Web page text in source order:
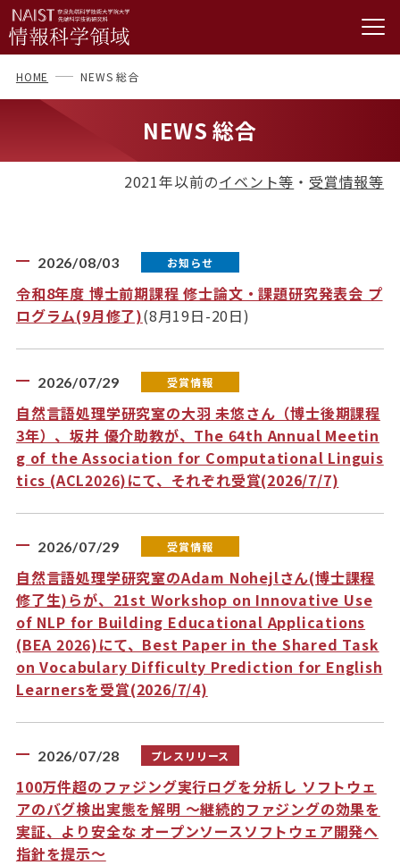
HOME NEWS 総合
NEWS 総合
2021年以前のイベント等 ・ 受賞情報等
2026/08/03 お知らせ
令和8年度 博士前期課程 修士論文・課題研究発表会 プ
ログラム(9月修了)(8月19日-20日)
2026/07/29 受賞情報
自然言語処理学研究室の大羽 未悠さん（博士後期課程
3年）、坂井 優介助教が、The 64th Annual Meetin
g of the Association for Computational Linguis
tics (ACL2026)にて、それぞれ受賞(2026/7/7)
2026/07/29 受賞情報
自然言語処理学研究室のAdam Nohejlさん(博士課程
修了生)らが、21st Workshop on Innovative Use
of NLP for Building Educational Applications
(BEA 2026)にて、Best Paper in the Shared Task
on Vocabulary Difficulty Prediction for English
Learnersを受賞(2026/7/4)
2026/07/28 プレスリリース
100万件超のファジング実行ログを分析し ソフトウェ
アのバグ検出実態を解明 ～継続的ファジングの効果を
実証、より安全な オープンソースソフトウェア開発へ
指針を提示～